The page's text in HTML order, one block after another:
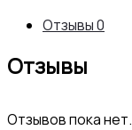
Отзывы0
Отзывы
Отзывов пока нет.